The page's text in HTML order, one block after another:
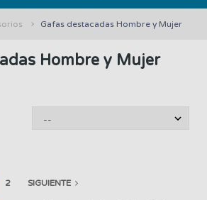
Gafas destacadas Hombre y Mujer
Hombre y Mujer
2 SIGUIENTE